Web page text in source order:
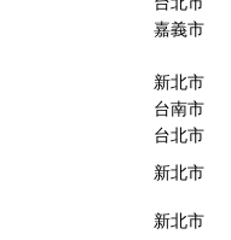
嘉義市
新北市
台南市
台北市
新北市
新北市